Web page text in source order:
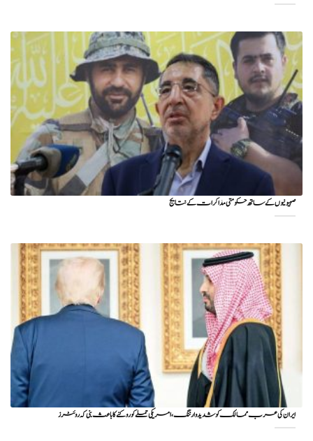
صہیونیوں کے ساتھ حکومتی مذاکرات کے نتایج
ایران کی عرب ممالک کو شدید وارننگ، امریکی حملے کو روکنے کا باعث بنی کہ روئٹرز